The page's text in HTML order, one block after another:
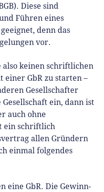
Diese sind
Führen eines
denn das
vor.
also keinen schriftlichen
einer GbR zu starten –
Gesellschafter
ein, dann ist
auch ohne
ein schriftlich
allen Gründern
einmal folgendes
eine GbR. Die Gewinn-